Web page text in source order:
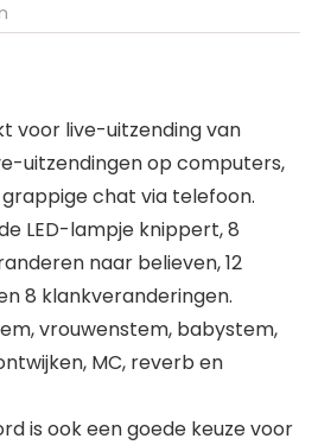
voor live-uitzending van
uitzendingen op computers,
chat via telefoon.
LED-lampje knippert, 8
naar believen, 12
8 klankveranderingen.
vrouwenstem, babystem,
MC, reverb en
is ook een goede keuze voor